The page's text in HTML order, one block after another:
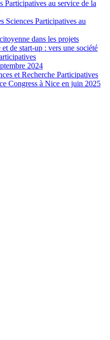
Participatives au service de la
Sciences Participatives au
dans les projets
de start-up : vers une société
2024
et Recherche Participatives
Congress à Nice en juin 2025